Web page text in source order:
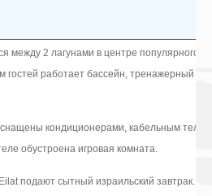
между 2 лагунами в центре популярного
гостей работает бассейн, тренажерный
кондиционерами, кабельным
обустроена игровая комната.
подают сытный израильский завтрак.